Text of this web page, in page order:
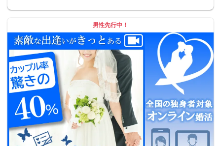
男性先行中！